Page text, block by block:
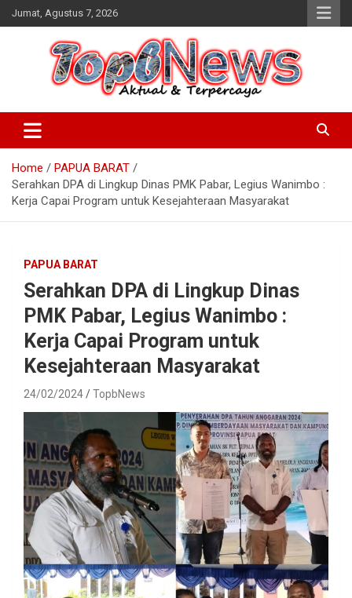
Skip
to
Jumat, Agustus 7, 2026
Home
PAPUA BARAT
Serahkan DPA di Lingkup Dinas PMK Pabar, Legius Wanimbo :
Kerja Capai Program untuk Kesejahteraan Masyarakat
PAPUA BARAT
Serahkan DPA di Lingkup Dinas
PMK Pabar, Legius Wanimbo :
Kerja Capai Program untuk
Kesejahteraan Masyarakat
24/02/2024 TopbNews